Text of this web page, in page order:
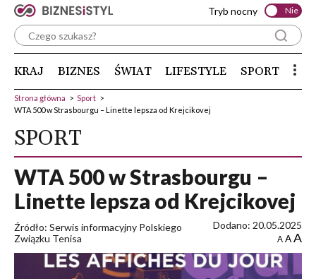
Tryb nocny Nie
KRAJ BIZNES ŚWIAT LIFESTYLE SPORT
Strona główna > Sport >
WTA 500 w Strasbourgu – Linette lepsza od Krejcikovej
SPORT
WTA 500 w Strasbourgu –
Linette lepsza od Krejcikovej
Źródło: Serwis informacyjny Polskiego
Związku Tenisa
Dodano: 20.05.2025
A AA